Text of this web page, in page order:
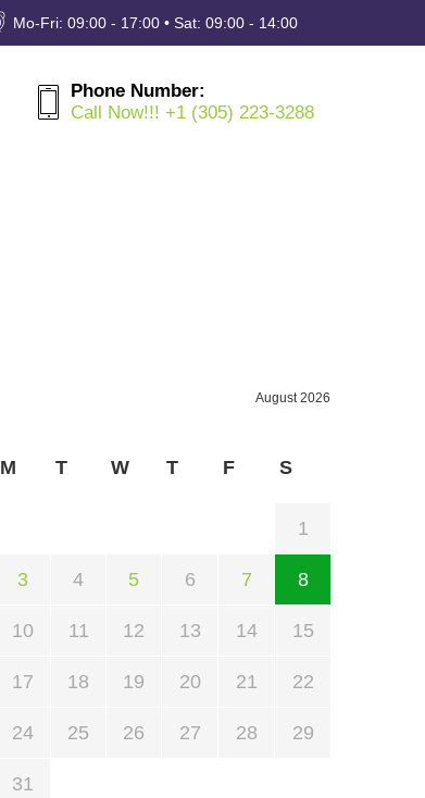
Mo-Fri: 09:00 - 17:00 • Sat: 09:00 - 14:00
Phone Number:
Call Now!!! +1 (305) 223-3288
August 2026
M T W T F S
1
3 4 5 6 7 8
10 11 12 13 14 15
17 18 19 20 21 22
24 25 26 27 28 29
31